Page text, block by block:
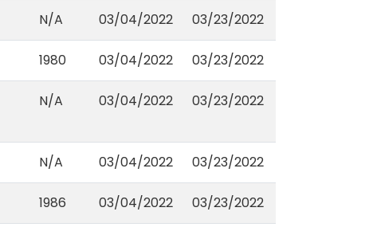
N/A 03/04/2022 03/23/2022
1980 03/04/2022 03/23/2022
N/A 03/04/2022 03/23/2022
N/A 03/04/2022 03/23/2022
1986 03/04/2022 03/23/2022